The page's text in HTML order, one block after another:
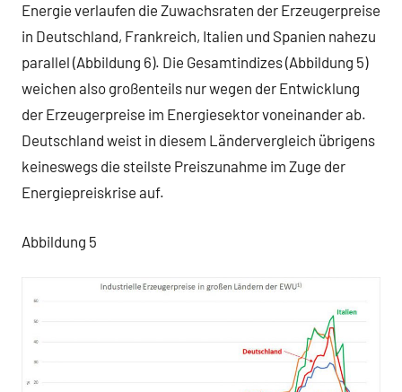
Energie verlaufen die Zuwachsraten der Erzeugerpreise
in Deutschland, Frankreich, Italien und Spanien nahezu
parallel (Abbildung 6). Die Gesamtindizes (Abbildung 5)
weichen also großenteils nur wegen der Entwicklung
der Erzeugerpreise im Energiesektor voneinander ab.
Deutschland weist in diesem Ländervergleich übrigens
keineswegs die steilste Preiszunahme im Zuge der
Energiepreiskrise auf.
Abbildung 5